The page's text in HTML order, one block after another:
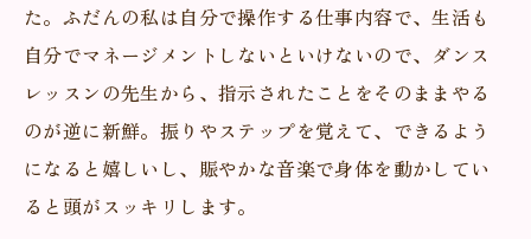
た。ふだんの私は自分で操作する仕事内容で、生活も
自分でマネージメントしないといけないので、ダンス
レッスンの先生から、指示されたことをそのままやる
のが逆に新鮮。振りやステップを覚えて、できるよう
になると嬉しいし、賑やかな音楽で身体を動かしてい
ると頭がスッキリします。